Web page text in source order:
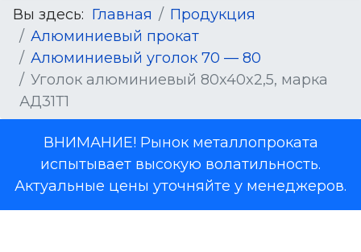
Вы здесь: Главная
Продукция
Алюминиевый прокат
Алюминиевый уголок 70 — 80
Уголок алюминиевый 80x40x2,5, марка
АД31Т1
ВНИМАНИЕ! Рынок металлопроката
испытывает высокую волатильность.
Актуальные цены уточняйте у менеджеров.